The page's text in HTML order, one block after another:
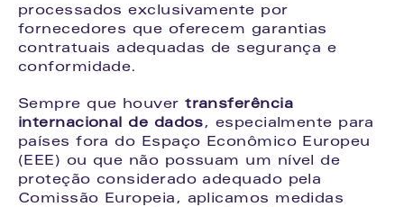
processados exclusivamente por
fornecedores que oferecem garantias
contratuais adequadas de segurança e
conformidade.
Sempre que houver transferência
internacional de dados, especialmente para
países fora do Espaço Econômico Europeu
(EEE) ou que não possuam um nível de
proteção considerado adequado pela
Comissão Europeia, aplicamos medidas